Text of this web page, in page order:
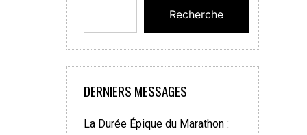
Recherche
DERNIERS MESSAGES
La Durée Épique du Marathon :